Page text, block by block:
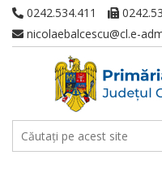
0242.534.411
nicolaebalcescu@cl.e-